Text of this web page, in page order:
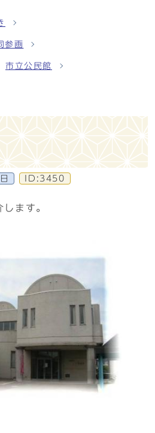
参画
市立公民館
ID:3450
ます。